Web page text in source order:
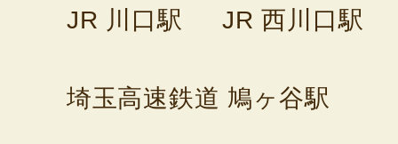
JR 川口駅 JR 西川口駅
埼玉高速鉄道 鳩ヶ谷駅